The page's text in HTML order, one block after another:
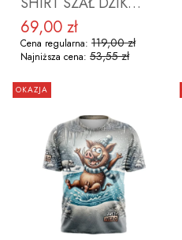
Cena promocyjna
69,00 zł
Cena regularna: 119,00 zł
Najniższa cena: 53,55 zł
DO KOSZYKA
OKAZJA